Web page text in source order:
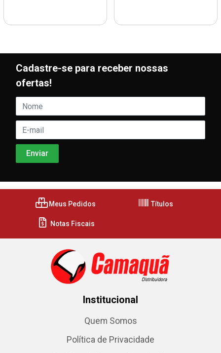
Cadastre-se para receber nossas
ofertas!
Meus Pedidos Títulos
Notas Fiscais
Institucional
Quem Somos
Política de Privacidade